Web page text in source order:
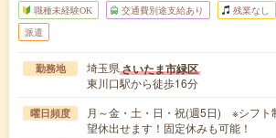
職種未経験OK 交通費別途支給あり 残業なし
派遣
勤務地 埼玉県さいたま市緑区
東川口駅から徒歩16分
曜日頻度
月～金・土・日・祝(週5日) ※シフ
望休出せます！固定休みも可能！